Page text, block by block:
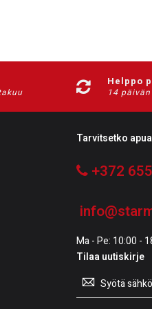
Helppo
14
Tarvitsetko
+372
Ma - Pe: 10:00 -
Tilaa uutiskirje
Tilaa
uutiskirje: